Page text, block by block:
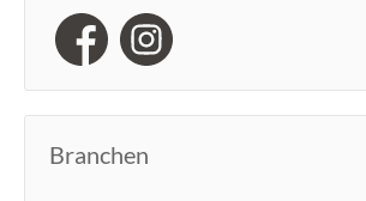
Branchen